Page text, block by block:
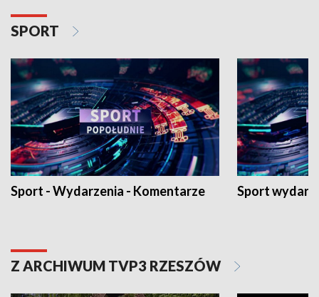
SPORT
Sport - Wydarzenia - Komentarze Sport
Z ARCHIWUM TVP3 RZESZÓW